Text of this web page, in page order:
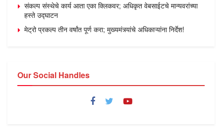
संकल्प संस्थेचे कार्य आता एका क्लिकवर; अधिकृत वेबसाईटचे मान्यवरांच्या
हस्ते उद्घाटन
मेट्रो प्रकल्प तीन वर्षांत पूर्ण करा; मुख्यमंत्र्यांचे अधिकाऱ्यांना निर्देश!
Our Social Handles